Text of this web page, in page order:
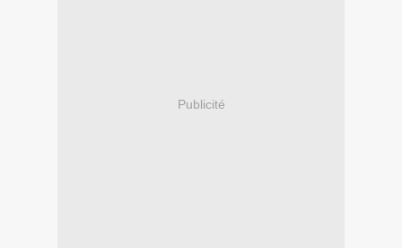
Publicité